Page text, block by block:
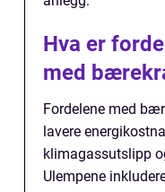
Hva er
med
Fordelene med
lavere
klimagassutslipp
Ulempene